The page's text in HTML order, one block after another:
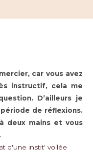
car vous avez
instructif, cela me
D’ailleurs je
de réflexions.
deux mains et vous